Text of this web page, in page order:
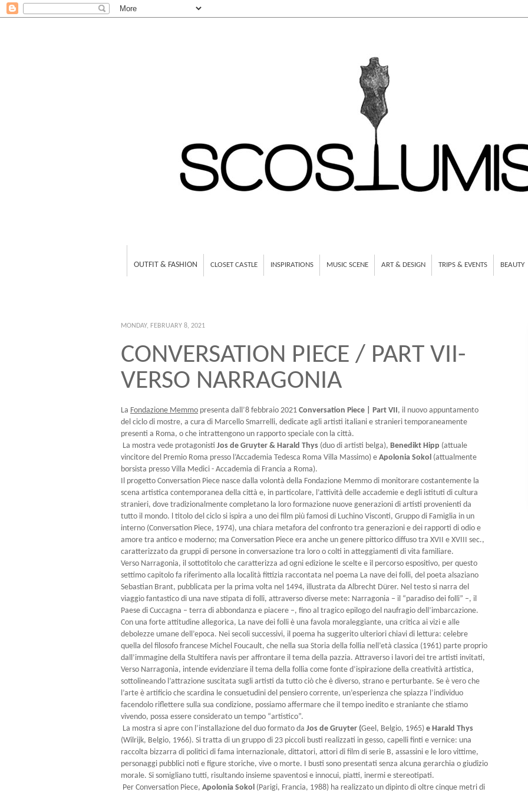
OUTFIT & FASHION CLOSET CASTLE INSPIRATIONS MUSIC SCENE ART & DESIGN TRIPS & EVENTS BEAUTY
MONDAY, FEBRUARY 8, 2021
CONVERSATION PIECE / PART VII-
VERSO NARRAGONIA
La Fondazione Memmo presenta dall’8 febbraio 2021 Conversation Piece | Part VII, il nuovo appuntamento
del ciclo di mostre, a cura di Marcello Smarrelli, dedicate agli artisti italiani e stranieri temporaneamente
presenti a Roma, o che intrattengono un rapporto speciale con la città.
La mostra vede protagonisti Jos de Gruyter & Harald Thys (duo di artisti belga), Benedikt Hipp (attuale
vincitore del Premio Roma presso l’Accademia Tedesca Roma Villa Massimo) e Apolonia Sokol (attualmente
borsista presso Villa Medici - Accademia di Francia a Roma).
Il progetto Conversation Piece nasce dalla volontà della Fondazione Memmo di monitorare costantemente la
scena artistica contemporanea della città e, in particolare, l’attività delle accademie e degli istituti di cultura
stranieri, dove tradizionalmente completano la loro formazione nuove generazioni di artisti provenienti da
tutto il mondo. l titolo del ciclo si ispira a uno dei film più famosi di Luchino Visconti, Gruppo di Famiglia in un
interno (Conversation Piece, 1974), una chiara metafora del confronto tra generazioni e dei rapporti di odio e
amore tra antico e moderno; ma Conversation Piece era anche un genere pittorico diffuso tra XVII e XVIII sec.,
caratterizzato da gruppi di persone in conversazione tra loro o colti in atteggiamenti di vita familiare.
Verso Narragonia, il sottotitolo che caratterizza ad ogni edizione le scelte e il percorso espositivo, per questo
settimo capitolo fa riferimento alla località fittizia raccontata nel poema La nave dei folli, del poeta alsaziano
Sebastian Brant, pubblicata per la prima volta nel 1494, illustrata da Albrecht Dürer. Nel testo si narra del
viaggio fantastico di una nave stipata di folli, attraverso diverse mete: Narragonia – il “paradiso dei folli” –, il
Paese di Cuccagna – terra di abbondanza e piacere –, fino al tragico epilogo del naufragio dell’imbarcazione.
Con una forte attitudine allegorica, La nave dei folli è una favola moraleggiante, una critica ai vizi e alle
debolezze umane dell’epoca. Nei secoli successivi, il poema ha suggerito ulteriori chiavi di lettura: celebre
quella del filosofo francese Michel Foucault, che nella sua Storia della follia nell’età classica (1961) parte proprio
dall’immagine della Stultifera navis per affrontare il tema della pazzia. Attraverso i lavori dei tre artisti invitati,
Verso Narragonia, intende evidenziare il tema della follia come fonte d’ispirazione della creatività artistica,
sottolineando l’attrazione suscitata sugli artisti da tutto ciò che è diverso, strano e perturbante. Se è vero che
l’arte è artificio che scardina le consuetudini del pensiero corrente, un’esperienza che spiazza l’individuo
facendolo riflettere sulla sua condizione, possiamo affermare che il tempo inedito e straniante che stiamo
vivendo, possa essere considerato un tempo “artistico”.
La mostra si apre con l’installazione del duo formato da Jos de Gruyter (Geel, Belgio, 1965) e Harald Thys
(Wilrijk, Belgio, 1966). Si tratta di un gruppo di 23 piccoli busti realizzati in gesso, capelli finti e vernice: una
raccolta bizzarra di politici di fama internazionale, dittatori, attori di film di serie B, assassini e le loro vittime,
personaggi pubblici noti e figure storiche, vive o morte. I busti sono presentati senza alcuna gerarchia o giudizio
morale. Si somigliano tutti, risultando insieme spaventosi e innocui, piatti, inermi e stereotipati.
Per Conversation Piece, Apolonia Sokol (Parigi, Francia, 1988) ha realizzato un dipinto di oltre cinque metri di